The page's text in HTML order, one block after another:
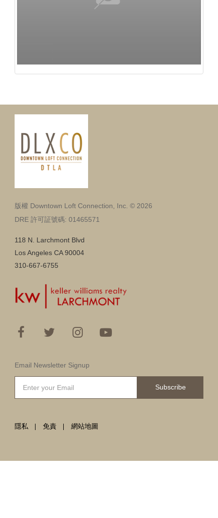
版權 Downtown Loft Connection, Inc. © 2026
DRE 許可証號碼: 01465571
118 N. Larchmont Blvd
Los Angeles CA 90004
310-667-6755
Email Newsletter Signup
Subscribe
隱私 免責 網站地圖